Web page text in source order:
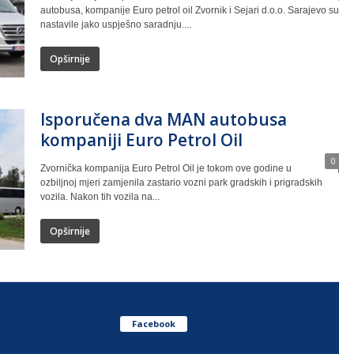
autobusa, kompanije Euro petrol oil Zvornik i Sejari d.o.o. Sarajevo su
nastavile jako uspješno saradnju....
Opširnije
Isporučena dva MAN autobusa
kompaniji Euro Petrol Oil
0
Zvornička kompanija Euro Petrol Oil je tokom ove godine u
ozbiljnoj mjeri zamjenila zastario vozni park gradskih i prigradskih
vozila. Nakon tih vozila na...
Opširnije
Facebook